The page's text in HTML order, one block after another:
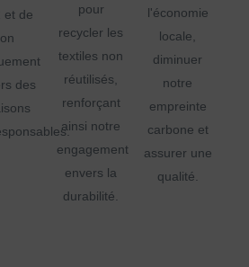
et de
des
pour
recycler les
textiles non
réutilisés,
renforçant
ainsi notre
engagement
envers la
durabilité.
l'économie
locale,
diminuer
notre
empreinte
carbone et
assurer une
qualité.